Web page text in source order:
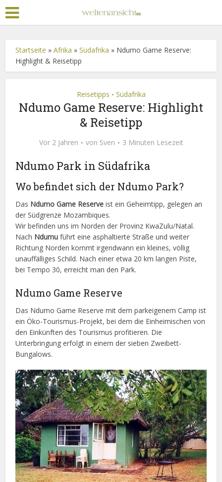
Startseite »Afrika »Südafrika » Ndumo Game Reserve:
Highlight & Reisetipp
Reisetipps • Südafrika
Ndumo Game Reserve: Highlight
& Reisetipp
Vor 2 Jahren von Sven 3 Minuten Lesezeit
Ndumo Park in Südafrika
Wo befindet sich der Ndumo Park?
Das Ndumo Game Reserve ist ein Geheimtipp, gelegen an
der Südgrenze Mozambiques.
Wir befinden uns im Norden der Provinz KwaZulu/Natal.
Nach Ndumu führt eine asphaltierte Straße und weiter
Richtung Norden kommt irgendwann ein kleines, völlig
unauffälliges Schild. Nach einer etwa 20 km langen Piste,
bei Tempo 30, erreicht man den Park.
Ndumo Game Reserve
Das Ndumo Game Reserve mit dem parkeigenem Camp ist
ein Öko-Tourismus-Projekt, bei dem die Einheimischen von
den Einkünften des Tourismus profitieren. Die
Unterbringung erfolgt in einem der sieben Zweibett-
Bungalows.